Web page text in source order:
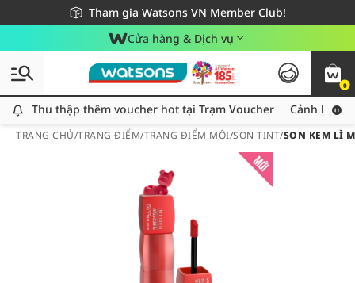
Tham gia Watsons VN Member Club!
Miễn phí giao hàng cho đơn hàng từ 249,000Đ
Giao hàng nhanh 24h - Áp dụng khu vực TP. Hồ Chí Minh
Cửa hàng & Dịch vụ
0
Thu thập thêm voucher hot tại Trạm Voucher
Thu thập thêm voucher hot tại Trạm Voucher Cảnh báo
TRANG CHỦ/TRANG ĐIỂM/TRANG ĐIỂM MÔI/SON TINT/SON KEM LÌ